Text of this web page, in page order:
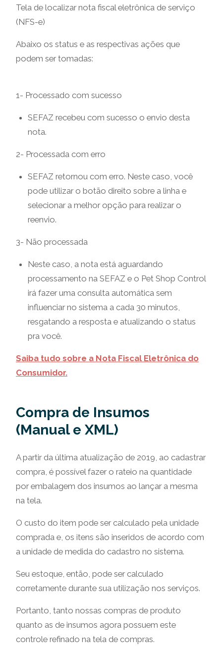
Tela de localizar nota fiscal eletrônica de serviço
(NFS-e)
Abaixo os status e as respectivas ações que
podem ser tomadas:
1- Processado com sucesso
SEFAZ recebeu com sucesso o envio desta
nota.
2- Processada com erro
SEFAZ retornou com erro. Neste caso, você
pode utilizar o botão direito sobre a linha e
selecionar a melhor opção para realizar o
reenvio.
3- Não processada
Neste caso, a nota está aguardando
processamento na SEFAZ e o Pet Shop Control
irá fazer uma consulta automática sem
influenciar no sistema a cada 30 minutos,
resgatando a resposta e atualizando o status
pra você.
Saiba tudo sobre a Nota Fiscal Eletrônica do
Consumidor.
Compra de Insumos
(Manual e XML)
A partir da última atualização de 2019, ao cadastrar
compra, é possível fazer o rateio na quantidade
por embalagem dos insumos ao lançar a mesma
na tela.
O custo do item pode ser calculado pela unidade
comprada e, os itens são inseridos de acordo com
a unidade de medida do cadastro no sistema.
Seu estoque, então, pode ser calculado
corretamente durante sua utilização nos serviços.
Portanto, tanto nossas compras de produto
quanto as de insumos agora possuem este
controle refinado na tela de compras.